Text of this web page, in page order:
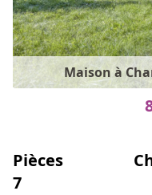
Maison à
Pièces
7